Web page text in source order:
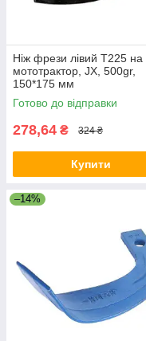
Ніж фрези лівий Т225 на
мототрактор, JX, 500gr,
150*175 мм
Готово до відправки
278,64 ₴ 324 ₴
Купити
–14%